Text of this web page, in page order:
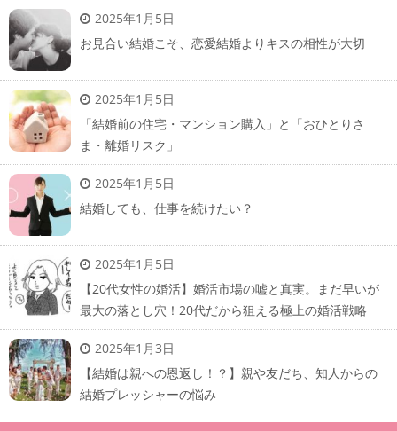
2025年1月5日
お見合い結婚こそ、恋愛結婚よりキスの相性が大切
2025年1月5日
「結婚前の住宅・マンション購入」と「おひとりさ
ま・離婚リスク」
2025年1月5日
結婚しても、仕事を続けたい？
2025年1月5日
【20代女性の婚活】婚活市場の嘘と真実。まだ早いが
最大の落とし穴！20代だから狙える極上の婚活戦略
2025年1月3日
【結婚は親への恩返し！？】親や友だち、知人からの
結婚プレッシャーの悩み